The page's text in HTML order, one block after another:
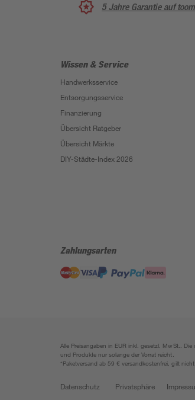
5 Jahre Garantie auf
Wissen & Service
Handwerksservice
Entsorgungsservice
Finanzierung
Übersicht Ratgeber
Übersicht Märkte
DIY-Städte-Index 2026
Zahlungsarten
Alle Preisangaben in EUR inkl. gesetzl. MwSt..
und Produkte nur solange der Vorrat reicht.
*Paketversand ab 59 € versandkostenfrei, gilt
Datenschutz Privatsphäre